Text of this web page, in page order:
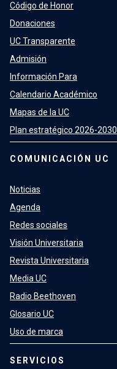
Código de Honor
Donaciones
UC Transparente
Admisión
Información Para
Calendario Académico
Mapas de la UC
Plan estratégico 2026-2030
COMUNICACIÓN UC
Noticias
Agenda
Redes sociales
Visión Universitaria
Revista Universitaria
Media UC
Radio Beethoven
Glosario UC
Uso de marca
SERVICIOS